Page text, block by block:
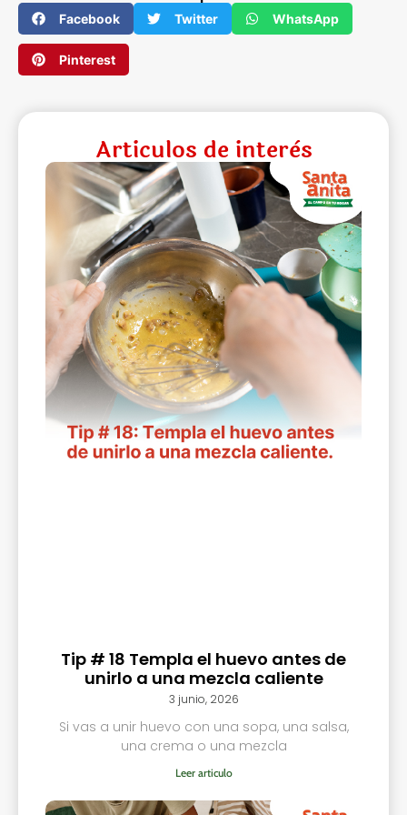
Facebook Twitter WhatsApp
Pinterest
Articulos de interès
Tip # 18 Templa el huevo antes de
unirlo a una mezcla caliente
3 junio, 2026
Si vas a unir huevo con una sopa, una salsa,
una crema o una mezcla
Leer articulo